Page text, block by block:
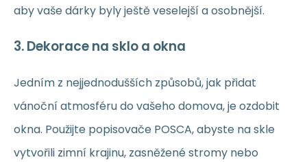
aby vaše dárky byly ještě veselejší a osobnější.
3.Dekorace na sklo a okna
Jedním z nejjednodušších způsobů, jak přidat
vánoční atmosféru do vašeho domova, je ozdobit
okna. Použijte popisovače POSCA, abyste na skle
vytvořili zimní krajinu, zasněžené stromy nebo